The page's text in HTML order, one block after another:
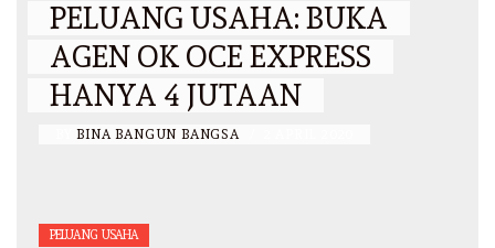
PELUANG USAHA: BUKA
AGEN OK OCE EXPRESS
HANYA 4 JUTAAN
BINA BANGUN BANGSA
PELUANG USAHA